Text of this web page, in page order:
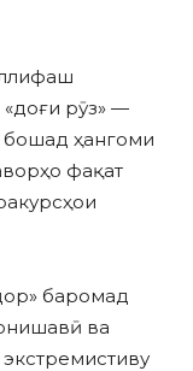
рӯз» —
ҳангоми
фақат
баромад
ва